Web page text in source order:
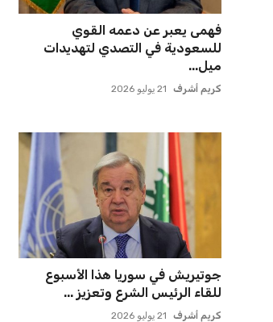
فهمى يعبر عن دعمه القوي
للسعودية في التصدي لتهديدات
ميل...
كريم أشرف 21 يوليو 2026
جوتيريش في سوريا هذا الأسبوع
للقاء الرئيس الشرع وتعزيز ...
كريم أشرف 21 يوليو 2026